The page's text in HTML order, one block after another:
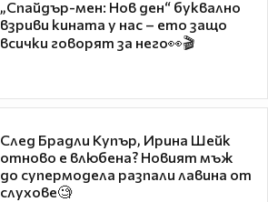
„Спайдър-мен: Нов ден“ буквално
взриви кината у нас – ето защо
всички говорят за него👀🎬
След Брадли Купър, Ирина Шейк
отново е влюбена? Новият мъж
до супермодела разпали лавина от
слухове🧐